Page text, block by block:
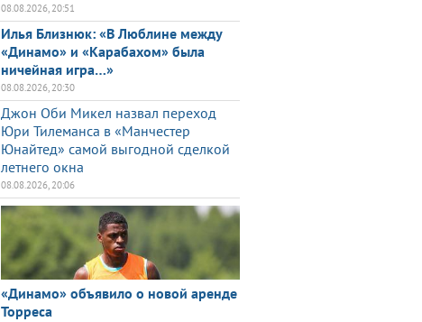
08.08.2026, 20:51
Илья Близнюк: «В Люблине между
«Динамо» и «Карабахом» была
ничейная игра…»
08.08.2026, 20:30
Джон Оби Микел назвал переход
Юри Тилеманса в «Манчестер
Юнайтед» самой выгодной сделкой
летнего окна
08.08.2026, 20:06
«Динамо» объявило о новой аренде
Торреса